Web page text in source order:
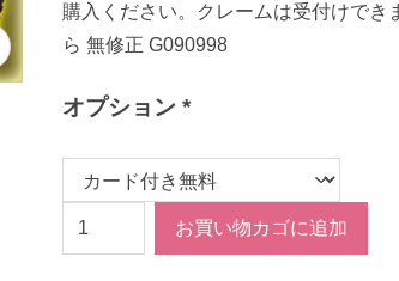
購入ください。クレームは受付けでき
ら 無修正 G090998
オプション *
【
極
お買い物カゴに追加